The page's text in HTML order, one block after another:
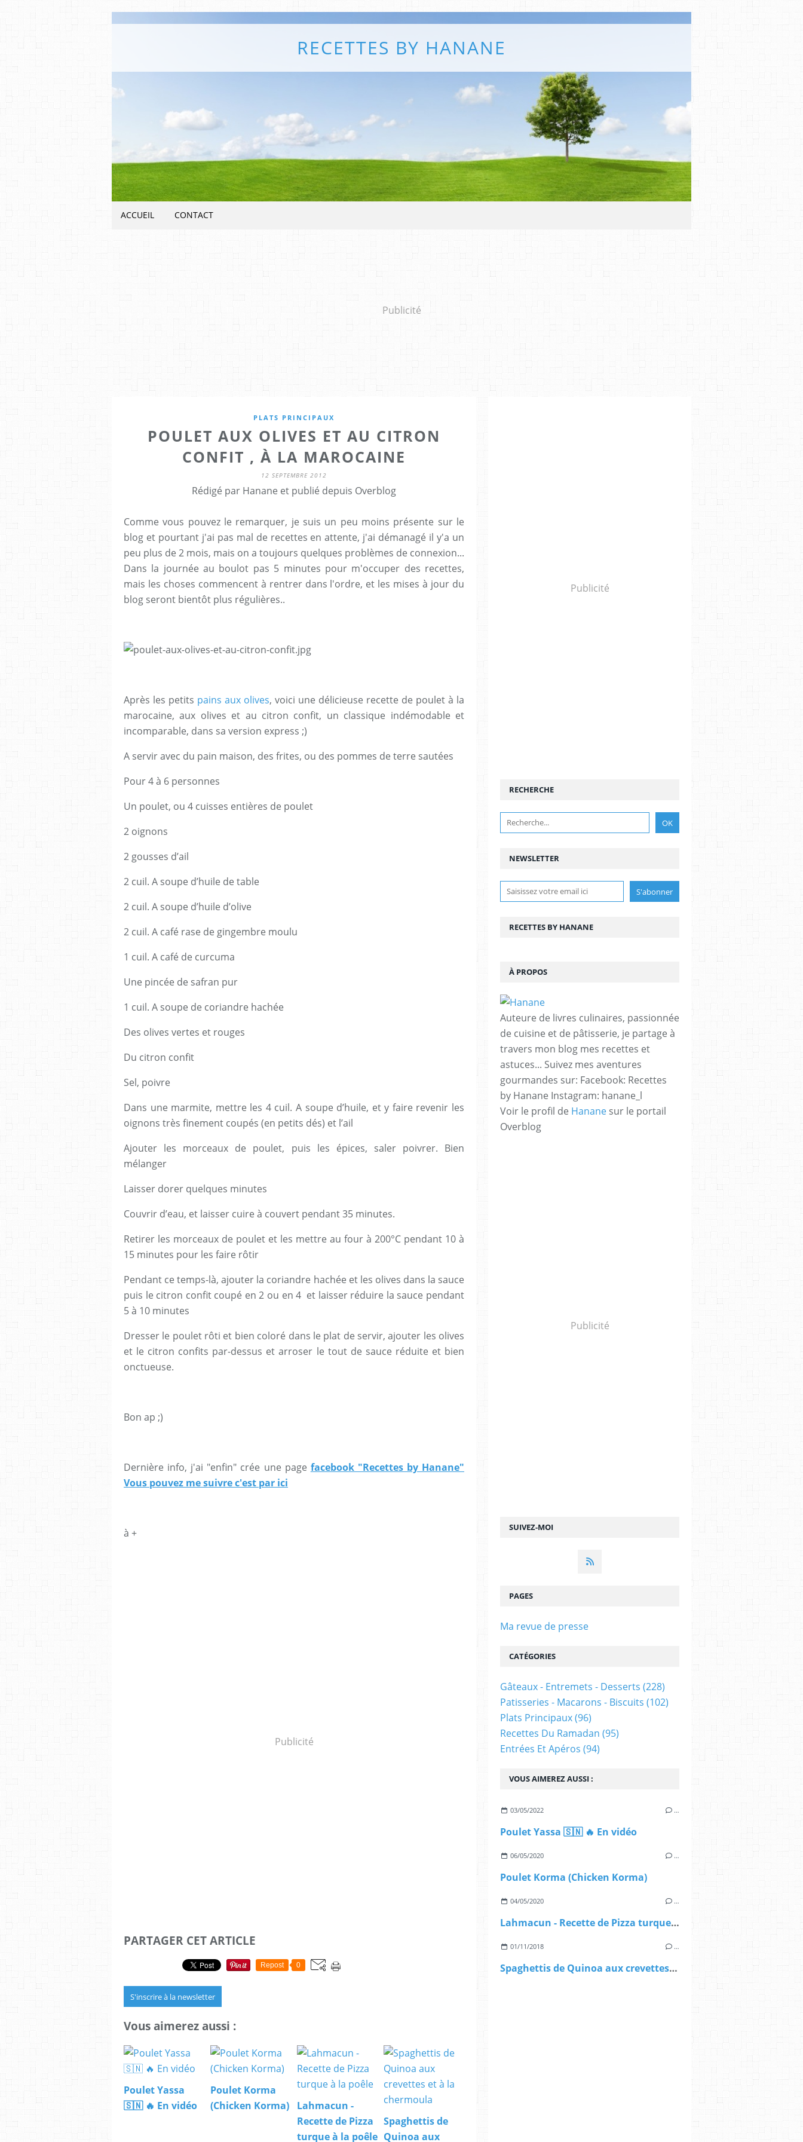
RECETTES BY HANANE
ACCUEIL CONTACT
Publicité
PLATS PRINCIPAUX
POULET AUX OLIVES ET AU CITRON
CONFIT , À LA MAROCAINE
12 SEPTEMBRE 2012
Rédigé par Hanane et publié depuis Overblog
Comme vous pouvez le remarquer, je suis un peu moins présente sur le
blog et pourtant j'ai pas mal de recettes en attente, j'ai démanagé il y'a un
peu plus de 2 mois, mais on a toujours quelques problèmes de connexion...
Dans la journée au boulot pas 5 minutes pour m'occuper des recettes,
mais les choses commencent à rentrer dans l'ordre, et les mises à jour du
blog seront bientôt plus régulières..
Après les petits pains aux olives, voici une délicieuse recette de poulet à la
marocaine, aux olives et au citron confit, un classique indémodable et
incomparable, dans sa version express ;)
A servir avec du pain maison, des frites, ou des pommes de terre sautées
Pour 4 à 6 personnes
Un poulet, ou 4 cuisses entières de poulet
2 oignons
2 gousses d’ail
2 cuil. A soupe d’huile de table
2 cuil. A soupe d’huile d’olive
2 cuil. A café rase de gingembre moulu
1 cuil. A café de curcuma
Une pincée de safran pur
1 cuil. A soupe de coriandre hachée
Des olives vertes et rouges
Du citron confit
Sel, poivre
Dans une marmite, mettre les 4 cuil. A soupe d’huile, et y faire revenir les
oignons très finement coupés (en petits dés) et l’ail
Ajouter les morceaux de poulet, puis les épices, saler poivrer. Bien
mélanger
Laisser dorer quelques minutes
Couvrir d’eau, et laisser cuire à couvert pendant 35 minutes.
Retirer les morceaux de poulet et les mettre au four à 200°C pendant 10 à
15 minutes pour les faire rôtir
Pendant ce temps-là, ajouter la coriandre hachée et les olives dans la sauce
puis le citron confit coupé en 2 ou en 4 et laisser réduire la sauce pendant
5 à 10 minutes
Dresser le poulet rôti et bien coloré dans le plat de servir, ajouter les olives
et le citron confits par-dessus et arroser le tout de sauce réduite et bien
onctueuse.
Bon ap ;)
Dernière info, j'ai "enfin" crée une page facebook "Recettes by Hanane"
Vous pouvez me suivre c'est par ici
à +
Publicité
PARTAGER CET ARTICLE
Repost 0
S'inscrire à la newsletter
Vous aimerez aussi :
Poulet Yassa
🇸🇳 🔥 En vidéo
Poulet Korma
(Chicken Korma)
Lahmacun -
Recette de Pizza
turque à la poêle
Spaghettis de
Quinoa aux
Publicité
NEWSLETTER
SUIVEZ-MOI
RECHERCHE
RECETTES BY HANANE
À PROPOS
Auteure de livres culinaires, passionnée
de cuisine et de pâtisserie, je partage à
travers mon blog mes recettes et
astuces... Suivez mes aventures
gourmandes sur: Facebook: Recettes
by Hanane Instagram: hanane_l
Voir le profil de Hanane sur le portail
Overblog
Publicité
VOUS AIMEREZ AUSSI :
03/05/2022 …
Poulet Yassa 🇸🇳 🔥 En vidéo
06/05/2020 …
Poulet Korma (Chicken Korma)
04/05/2020 …
Lahmacun - Recette de Pizza turque à la poêle
01/11/2018 …
Spaghettis de Quinoa aux crevettes et à la chermoula
PAGES
Ma revue de presse
CATÉGORIES
Gâteaux - Entremets - Desserts (228)
Patisseries - Macarons - Biscuits (102)
Plats Principaux(96)
Recettes Du Ramadan (95)
Entrées Et Apéros (94)